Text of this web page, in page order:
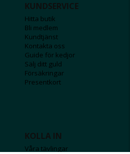
KUNDSERVICE
Hitta butik
Bli medlem
Kundtjänst
Kontakta oss
Guide för kedjor
Sälj ditt guld
Försäkringar
Presentkort
KOLLA IN
Våra tävlingar